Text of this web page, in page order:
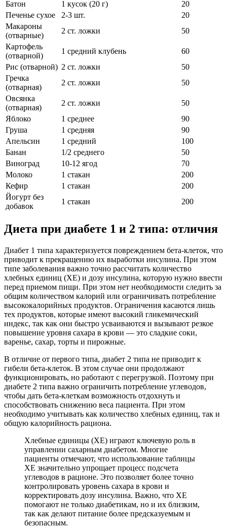
Батон 1 кусок (20 г)
20
Печенье сухое
2-3 шт.
20
Макароны
(отварные)
2 ст. ложки
50
Картофель
(отварной)
1 средний клубень
60
Рис (отварной) 2 ст. ложки
50
Гречка
(отварная)
2 ст. ложки
50
Овсянка
(отварная)
2 ст. ложки
50
Яблоко
1 среднее
90
Груша
1 средняя
90
Апельсин
1 средний
100
Банан
1/2 среднего
50
Виноград
10-12 ягод
70
Молоко
1 стакан
200
Кефир
1 стакан
200
Йогурт без
добавок
1 стакан 200
Диета при диабете 1 и 2 типа: отличия
Диабет 1 типа характеризуется повреждением бета-клеток, что
приводит к прекращению их выработки инсулина. При этом
типе заболевания важно точно рассчитать количество
хлебных единиц (ХЕ) и дозу инсулина, которую нужно ввести
перед приемом пищи. При этом нет необходимости следить за
общим количеством калорий или ограничивать потребление
высококалорийных продуктов. Ограничения касаются лишь
тех продуктов, которые имеют высокий гликемический
индекс, так как они быстро усваиваются и вызывают резкое
повышение уровня сахара в крови — это сладкие соки,
варенье, сахар, торты и пирожные.
В отличие от первого типа, диабет 2 типа не приводит к
гибели бета-клеток. В этом случае они продолжают
функционировать, но работают с перегрузкой. Поэтому при
диабете 2 типа важно ограничить потребление углеводов,
чтобы дать бета-клеткам возможность отдохнуть и
способствовать снижению веса пациента. При этом
необходимо учитывать как количество хлебных единиц, так и
общую калорийность рациона.
Хлебные единицы (ХЕ) играют ключевую роль в
управлении сахарным диабетом. Многие
пациенты отмечают, что использование таблицы
ХЕ значительно упрощает процесс подсчета
углеводов в рационе. Это позволяет более точно
контролировать уровень сахара в крови и
корректировать дозу инсулина. Важно, что ХЕ
помогают не только диабетикам, но и их близким,
так как делают питание более предсказуемым и
безопасным.